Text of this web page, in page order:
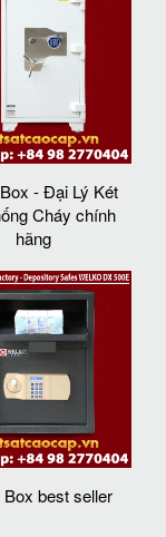
- Đại Lý Két
Cháy chính
hãng
best seller